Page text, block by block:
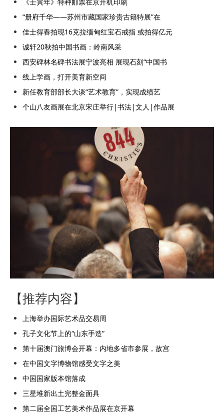
“册府千华——苏州市藏国家珍贵古籍特展”在
佳士得春拍现16克拉缅甸红宝石戒指 或拍得亿元
诚轩20秋拍中国书画：岭南风采
西安碑林名碑书法展宁波亮相 展现石刻“中国书
线上学画，打开美育新空间
新任教育部部长大谈“艺术教育”，实现成绩艺
个山八友画展在北京宋庄举行|书法|文人|作品展
【推荐内容】
上海举办国际艺术品交易周
孔子文化节上的“山东手造”
第十届澳门旅博会开幕：内地多省市参展，故宫
在中国文字博物馆感受文字之美
中国国家版本馆落成
三星堆新出土完整金面具
第二届全国工艺美术作品展在京开幕